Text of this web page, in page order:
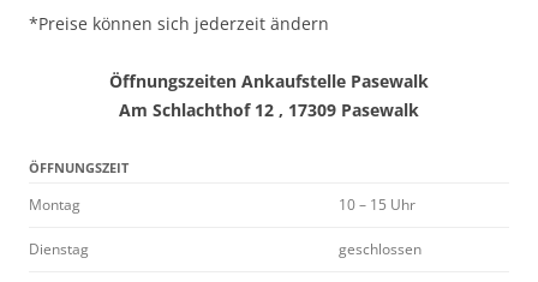
*Preise können sich jederzeit ändern
Öffnungszeiten Ankaufstelle Pasewalk
Am Schlachthof 12 , 17309 Pasewalk
ÖFFNUNGSZEIT
Montag 10 – 15 Uhr
Dienstag geschlossen